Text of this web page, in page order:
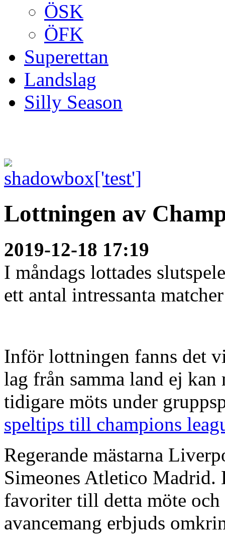
ÖSK
ÖFK
Superettan
Landslag
Silly Season
Lottningen av
2019-12-18 17:19
I måndags lottades
ett antal intressanta
Inför lottningen fanns det
lag från samma land ej
tidigare möts under
speltips till champions
Regerande mästarna
Simeones Atletico
favoriter till detta möte
avancemang erbjuds